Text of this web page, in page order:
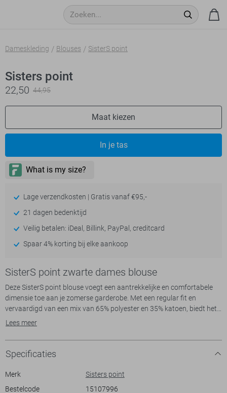
Dameskleding Blouses SisterS point
Sisters point
22,50 44,95
Maat kiezen
In je tas
Lage verzendkosten | Gratis vanaf €95,-
21 dagen bedenktijd
Veilig betalen: iDeal, Billink, PayPal, creditcard
Spaar 4% korting bij elke aankoop
SisterS point zwarte dames blouse
Deze SisterS point blouse voegt een aantrekkelijke en comfortabele
dimensie toe aan je zomerse garderobe. Met een regular fit en
vervaardigd van een mix van 65% polyester en 35% katoen, biedt het
de perfecte balans tussen stevigheid en zachtheid. De korte mouw en
terwijl de klassieke puntkraag en knoopsluiting een tijdloze uitstraling
geven. Het subtiele structuurpatroon creëert een visueel interessante
look die veelzijdig genoeg is voor diverse gelegenheden.
Lees meer
Specificaties
Merk
Sisters point
Bestelcode
15107996